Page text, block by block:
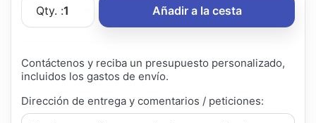
Qty. :1 Añadir a la cesta
Contáctenos y reciba un presupuesto personalizado,
incluidos los gastos de envío.
Dirección de entrega y comentarios / peticiones: